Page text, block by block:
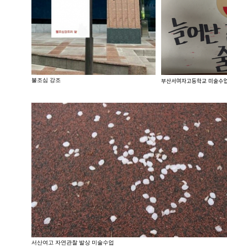
불조심 강조 부산서여자고등학교 미
서산여고 자연관찰 발상 미술수업